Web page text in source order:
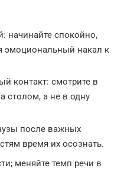
начинайте спокойно,
эмоциональный накал к
контакт: смотрите в
столом, а не в одну
после важных
время их осознать.
меняйте темп речи в